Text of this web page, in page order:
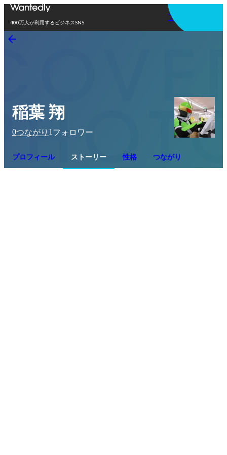
400万人が利用するビジネスSNS
アプリを使う
稲葉 翔
0つながり 1 フォロワー
プロフィール ストーリー 性格 つながり